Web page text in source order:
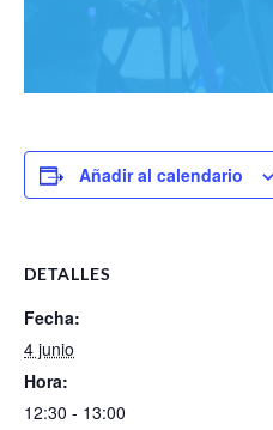
Añadir al calendario
DETALLES
Fecha:
4 junio
Hora:
12:30 - 13:00